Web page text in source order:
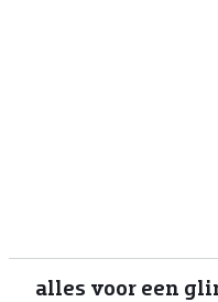
alles voor een